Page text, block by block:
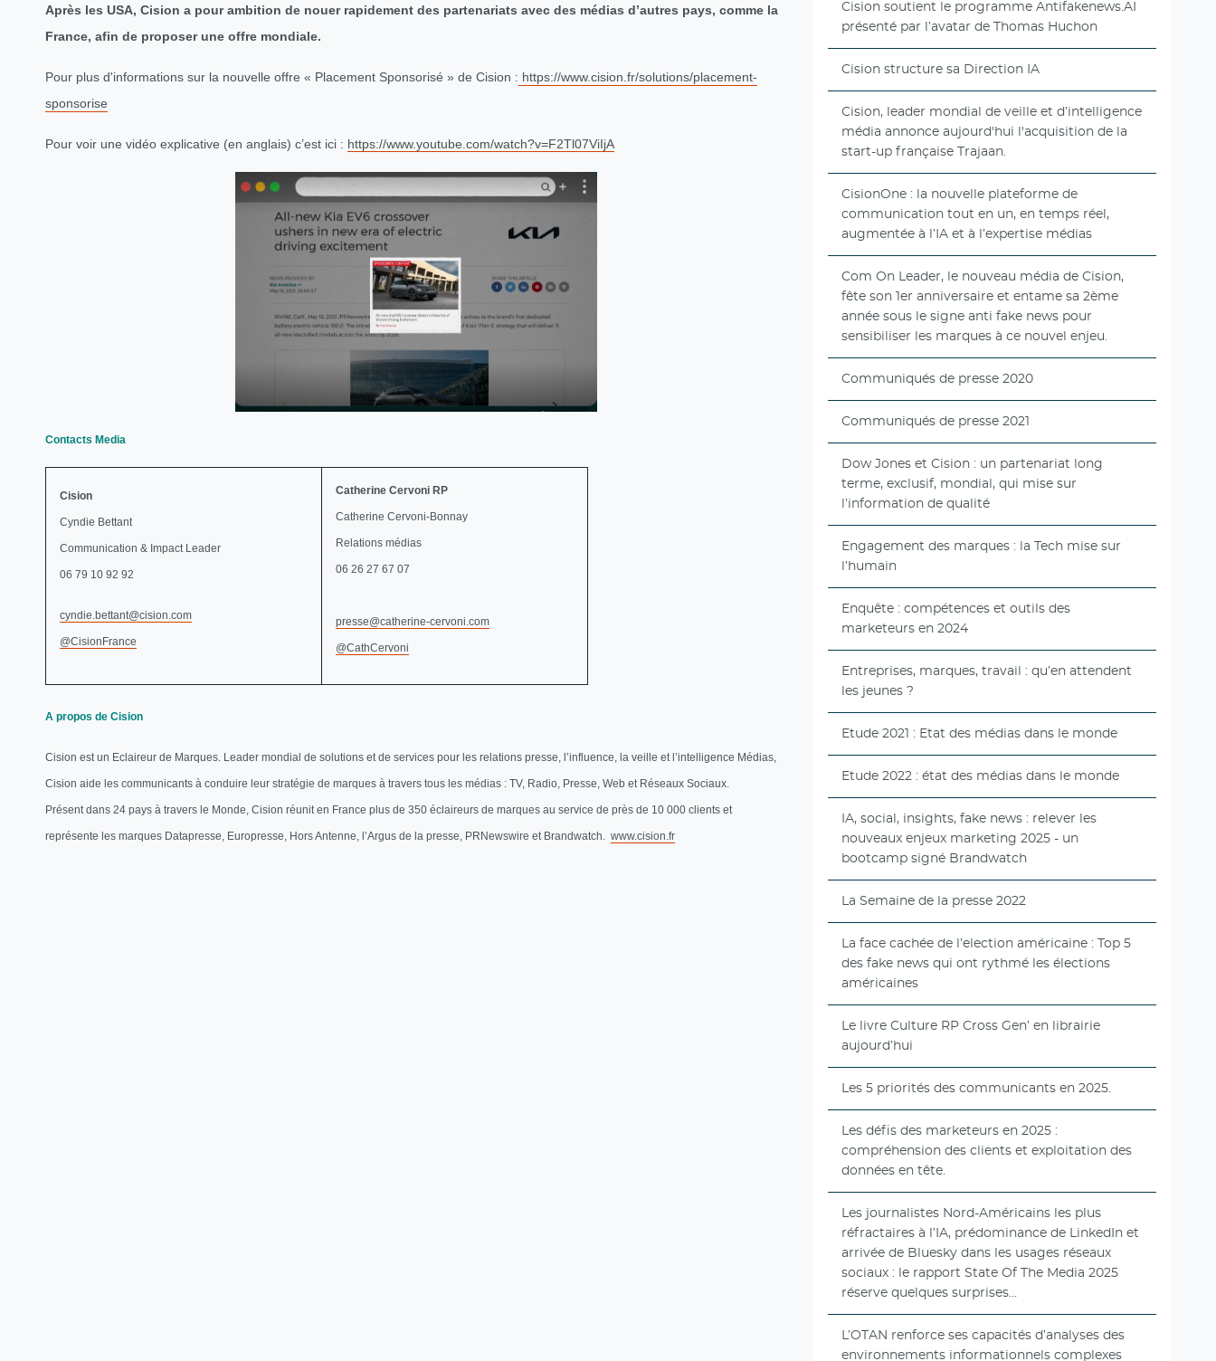
Après les USA, Cision a pour ambition de nouer rapidement des partenariats avec des médias d’autres pays, comme la
France, afin de proposer une offre mondiale.
Pour plus d'informations sur la nouvelle offre « Placement Sponsorisé » de Cision : https://www.cision.fr/solutions/placement-
sponsorise
Pour voir une vidéo explicative (en anglais) c’est ici : https://www.youtube.com/watch?v=F2Tl07ViIjA
Contacts Media
Cision
Cyndie Bettant
Communication & Impact Leader
06 79 10 92 92
cyndie.bettant@cision.com
@CisionFrance
Catherine Cervoni RP
Catherine Cervoni-Bonnay
Relations médias
06 26 27 67 07
presse@catherine-cervoni.com
@CathCervoni
A propos de Cision
Cision est un Eclaireur de Marques. Leader mondial de solutions et de services pour les relations presse, l’influence, la veille et l’intelligence Médias,
Cision aide les communicants à conduire leur stratégie de marques à travers tous les médias : TV, Radio, Presse, Web et Réseaux Sociaux.
Présent dans 24 pays à travers le Monde, Cision réunit en France plus de 350 éclaireurs de marques au service de près de 10 000 clients et
représente les marques Datapresse, Europresse, Hors Antenne, l’Argus de la presse, PRNewswire et Brandwatch. www.cision.fr
Cision soutient le programme Antifakenews.AI
présenté par l’avatar de Thomas Huchon
Cision structure sa Direction IA
Cision, leader mondial de veille et d’intelligence
média annonce aujourd'hui l'acquisition de la
start-up française Trajaan.
CisionOne : la nouvelle plateforme de
communication tout en un, en temps réel,
augmentée à l’IA et à l’expertise médias
Com On Leader, le nouveau média de Cision,
fête son 1er anniversaire et entame sa 2ème
année sous le signe anti fake news pour
sensibiliser les marques à ce nouvel enjeu.
Communiqués de presse 2020
Communiqués de presse 2021
Dow Jones et Cision : un partenariat long
terme, exclusif, mondial, qui mise sur
l’information de qualité
Engagement des marques : la Tech mise sur
l’humain
Enquête : compétences et outils des
marketeurs en 2024
Entreprises, marques, travail : qu’en attendent
les jeunes ?
Etude 2021 : Etat des médias dans le monde
Etude 2022 : état des médias dans le monde
IA, social, insights, fake news : relever les
nouveaux enjeux marketing 2025 - un
bootcamp signé Brandwatch
La Semaine de la presse 2022
La face cachée de l’election américaine : Top 5
des fake news qui ont rythmé les élections
américaines
Le livre Culture RP Cross Gen’ en librairie
aujourd’hui
Les 5 priorités des communicants en 2025.
Les défis des marketeurs en 2025 :
compréhension des clients et exploitation des
données en tête.
Les journalistes Nord-Américains les plus
réfractaires à l’IA, prédominance de LinkedIn et
arrivée de Bluesky dans les usages réseaux
sociaux : le rapport State Of The Media 2025
réserve quelques surprises…
L’OTAN renforce ses capacités d’analyses des
environnements informationnels complexes